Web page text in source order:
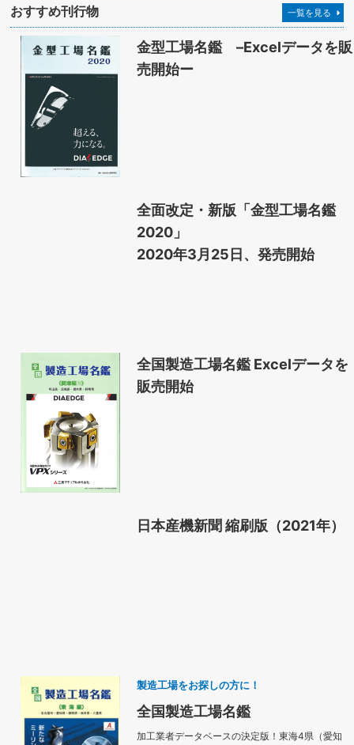
おすすめ刊行物 一覧を見る
金型工場名鑑 –Excelデータを販
売開始ー
全面改定・新版「金型工場名鑑
2020」
2020年3月25日、発売開始
全国製造工場名鑑 Excelデータを
販売開始
日本産機新聞 縮刷版（2021年）
製造工場をお探しの方に！
全国製造工場名鑑
加工業者データベースの決定版！東海4県（愛知